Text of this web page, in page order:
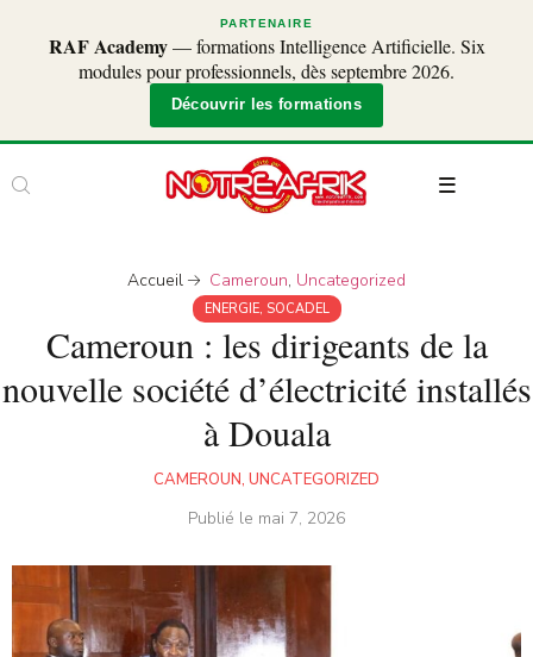
PARTENAIRE
RAF Academy— formations Intelligence Artificielle. Six
modules pour professionnels, dès septembre 2026.
Découvrir les formations
Accueil Cameroun, Uncategorized
ENERGIE, SOCADEL
Cameroun : les dirigeants de la
nouvelle société d’électricité installés
à Douala
CAMEROUN, UNCATEGORIZED
Publié le mai 7, 2026